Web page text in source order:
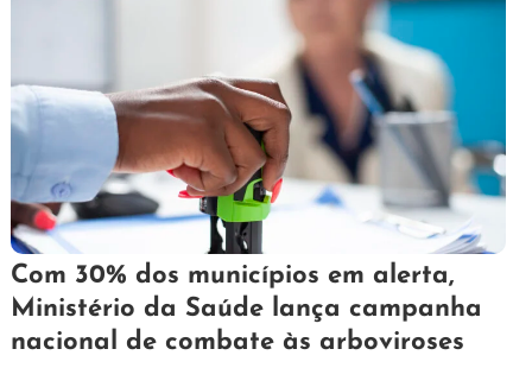
5
de
novembro
de
Redação
Com 30% dos municípios em alerta,
Ministério da Saúde lança campanha
nacional de combate às arboviroses